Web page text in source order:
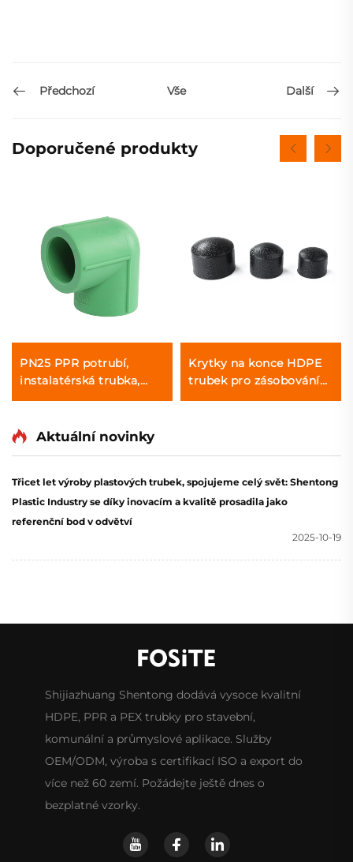
Předchozí Vše Další
Doporučené produkty
PN25 PPR potrubí,
instalatérská trubka,
zásobování horkou a
trubka
Krytky na konce HDPE
trubek pro zásobování
vodou, velikost 75 mm -
Aktuální novinky
Třicet let výroby plastových trubek, spojujeme celý svět: Shentong
Plastic Industry se díky inovacím a kvalitě prosadila jako
referenční bod v odvětví
2025-10-19
Shijiazhuang Shentong dodává vysoce kvalitní
HDPE, PPR a PEX trubky pro stavební,
komunální a průmyslové aplikace. Služby
OEM/ODM, výroba s certifikací ISO a export do
více než 60 zemí. Požádejte ještě dnes o
bezplatné vzorky.